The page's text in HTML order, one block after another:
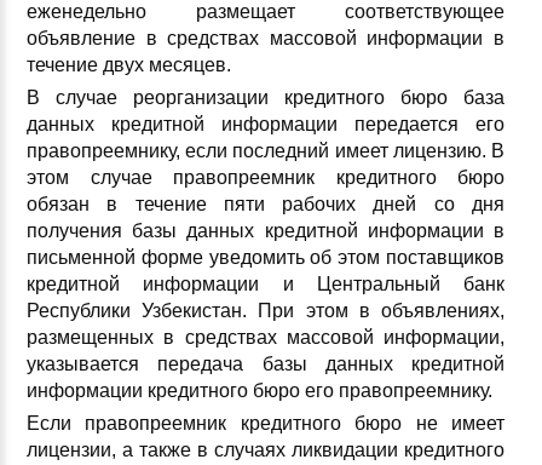
еженедельно размещает соответствующее
объявление в средствах массовой информации в
течение двух месяцев.
В случае реорганизации кредитного бюро база
данных кредитной информации передается его
правопреемнику, если последний имеет лицензию. В
этом случае правопреемник кредитного бюро
обязан в течение пяти рабочих дней со дня
получения базы данных кредитной информации в
письменной форме уведомить об этом поставщиков
кредитной информации и Центральный банк
Республики Узбекистан. При этом в объявлениях,
размещенных в средствах массовой информации,
указывается передача базы данных кредитной
информации кредитного бюро его правопреемнику.
Если правопреемник кредитного бюро не имеет
лицензии, а также в случаях ликвидации кредитного